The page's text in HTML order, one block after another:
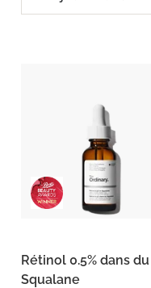
Rétinol 0.5% dans du
Squalane